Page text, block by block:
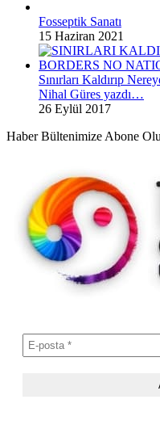
Fosseptik Sanatı
15 Haziran 2021
Sınırları Kaldırıp
Nihal Güres yazdı…
26 Eylül 2017
Haber Bültenimize Abone